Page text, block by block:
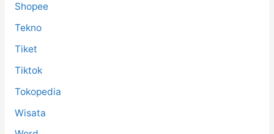
Shopee
Tekno
Tiket
Tiktok
Tokopedia
Wisata